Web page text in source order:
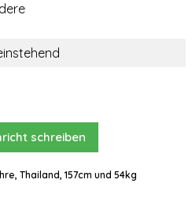
schreiben
Thailand, 157cm und 54kg